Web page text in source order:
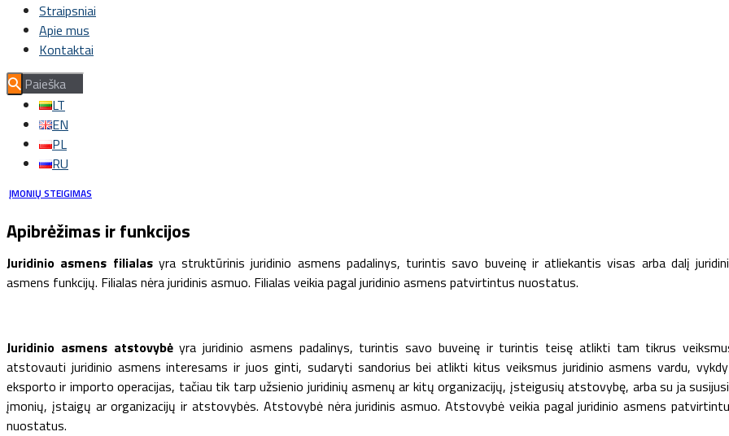
Straipsniai
Apie mus
Kontaktai
LT
EN
PL
RU
ĮMONIŲ STEIGIMAS
Apibrėžimas ir funkcijos
Juridinio asmens filialasyra struktūrinis juridinio asmens padalinys, turintis savo buveinę ir atliekantis visas arba dalį
asmens funkcijų. Filialas nėra juridinis asmuo. Filialas veikia pagal juridinio asmens patvirtintus nuostatus.
Juridinio asmens atstovybėyra juridinio asmens padalinys, turintis savo buveinę ir turintis teisę atlikti tam tikrus
atstovauti juridinio asmens interesams ir juos ginti, sudaryti sandorius bei atlikti kitus veiksmus juridinio asmens vardu,
eksporto ir importo operacijas, tačiau tik tarp užsienio juridinių asmenų ar kitų organizacijų, įsteigusių atstovybę, arba su ja
įmonių, įstaigų ar organizacijų ir atstovybės. Atstovybė nėra juridinis asmuo. Atstovybė veikia pagal juridinio asmens
nuostatus.